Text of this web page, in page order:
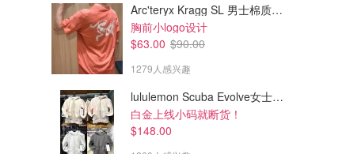
Romatico 8插座+4充电口 浪涌
保护插线板
HITSLAM 记忆泡沫浴室地垫
60x40cm 深灰
amazon.ca
Arc'teryx Kragg SL 男士棉质短袖T恤
胸前小logo设计
$63.00 $90.00
1279人感兴趣
lululemon Scuba Evolve女士连帽卫衣 全拉链
白金上线小码就断货！
$148.00